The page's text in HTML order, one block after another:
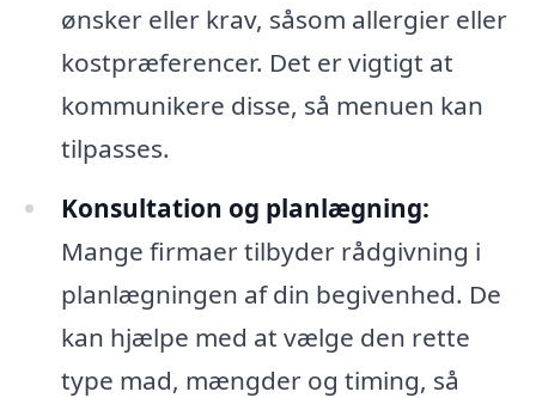
ønsker eller krav, såsom allergier eller
kostpræferencer. Det er vigtigt at
kommunikere disse, så menuen kan
tilpasses.
Konsultation og planlægning:
Mange firmaer tilbyder rådgivning i
planlægningen af din begivenhed. De
kan hjælpe med at vælge den rette
type mad, mængder og timing, så